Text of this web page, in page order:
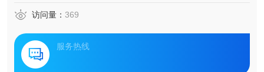
访问量： 369
服务热线